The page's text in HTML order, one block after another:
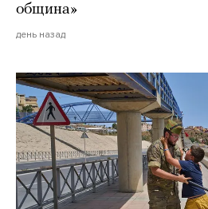
община»
день назад